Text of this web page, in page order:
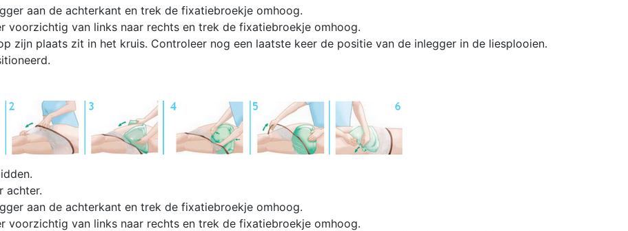
aan de achterkant en trek de fixatiebroekje omhoog.
voorzichtig van links naar rechts en trek de fixatiebroekje omhoog.
zijn plaats zit in het kruis. Controleer nog een laatste keer de positie van de inlegger in de liesplooien.
achter.
aan de achterkant en trek de fixatiebroekje omhoog.
voorzichtig van links naar rechts en trek de fixatiebroekje omhoog.